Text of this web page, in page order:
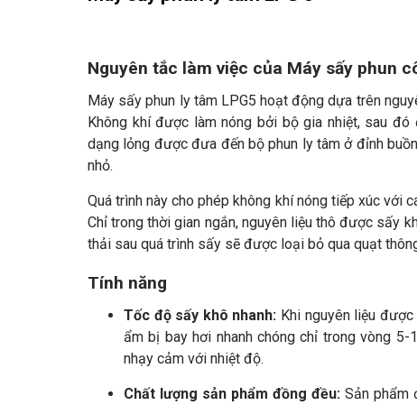
Nguyên tắc làm việc của Máy sấy phun
Máy sấy phun ly tâm LPG5 hoạt động dựa trên
Không khí được làm nóng bởi bộ gia nhiệt, sau
dạng lỏng được đưa đến bộ phun ly tâm ở đỉnh
nhỏ.
Quá trình này cho phép không khí nóng tiếp xúc với
Chỉ trong thời gian ngắn, nguyên liệu thô được sấy
thải sau quá trình sấy sẽ được loại bỏ qua quạt
Tính năng
Tốc độ sấy khô nhanh: Khi nguyên liệu
ẩm bị bay hơi nhanh chóng chỉ trong vòng
nhạy cảm với nhiệt độ.
Chất lượng sản phẩm đồng đều: Sản phẩm